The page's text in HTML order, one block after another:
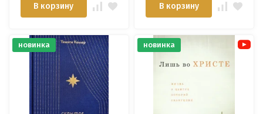
В корзину В корзину
новинка новинка